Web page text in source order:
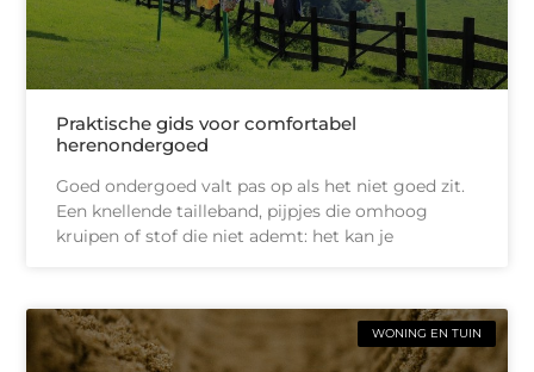
Praktische gids voor comfortabel
herenondergoed
Goed ondergoed valt pas op als het niet goed zit.
Een knellende tailleband, pijpjes die omhoog
kruipen of stof die niet ademt: het kan je
WONING EN TUIN